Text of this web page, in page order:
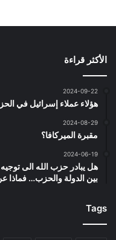
الأكثر قراءة
2024-09-22
هؤلاء عملاء إسرائيل في
2024-08-29
مقبرة الميركافا؟
2024-06-19
هل يبادر حزب الله الى
بين الدولة والحزب… فماذا
Tags